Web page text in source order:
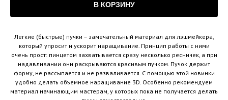
В КОРЗИНУ
Легкие (быстрые) пучки – замечательный материал для лэшмейкера,
который упросит и ускорит наращивание. Принцип работы с ними
очень прост: пинцетом захватывается сразу несколько ресничек, а при
надавливании они раскрываются красивым пучком. Пучок держит
форму, не рассыпается и не разваливается. С помощью этой новинки
удобно делать объемное наращивание 3D. Особенно рекомендуем
материал начинающим мастерам, у которых пока не получается делать